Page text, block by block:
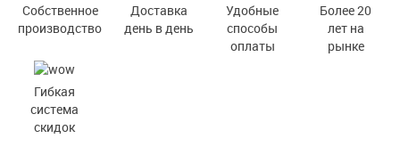
Собственное
производство
Доставка
день в день
Удобные
способы
оплаты
Более 20
лет на
рынке
Гибкая
система
скидок